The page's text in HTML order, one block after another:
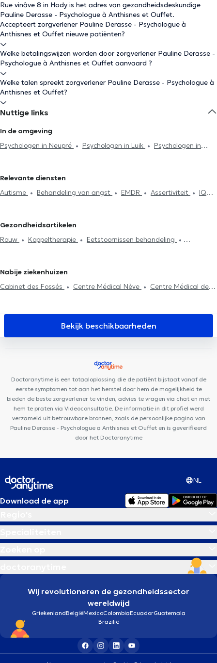
Rue vinâve 8 in Hody is het adres van gezondheidsdeskundige
Pauline Derasse - Psychologue à Anthisnes et Ouffet.
Accepteert zorgverlener Pauline Derasse - Psychologue à
Anthisnes et Ouffet nieuwe patiënten?
Welke betalingswijzen worden door zorgverlener Pauline Derasse -
Psychologue à Anthisnes et Ouffet aanvaard ?
Welke talen spreekt zorgverlener Pauline Derasse - Psychologue à
Anthisnes et Ouffet?
Nuttige links
In de omgeving
Psychologen in Neupré
Psychologen in Luik
Psychologen in
Psychologen in Seraing
in Engis
Psychologen in Aywaille
Psychologen in Trooz
Relevante diensten
Autisme
Behandeling van angst EMDR Assertiviteit
IQ
Koppeltherapie
Psychoanalyse
Psychotherapie
Stressmanagement
Eetstoornissen
Gezondheidsartikelen
Rouw
Koppeltherapie
Eetstoornissen behandeling
Nabije ziekenhuizen
Cabinet des Fossés
Centre Médical Nève
Centre Médical des
FUNMEDDEV Durbuy HexaClinic
Remacle Neurochirurgie
Psy Pluriel Liège
Centre Synapsis
D7 institut Rue Monulphe
entérologie des docteurs Michels et Sacré
Lazeo Liège
Bekijk beschikbaarheden
Doctoranytime is een totaaloplossing die de patiënt bijstaat vanaf de
eerste symptomen tot aan het herstel door hem de mogelijkheid te
bieden de beste zorgverlener te vinden, advies te vragen via chat en met
hem te praten via Videoconsultatie. De informatie in dit profiel werd
verzameld uit betrouwbare bronnen, zoals de persoonlijke pagina van
Pauline Derasse - Psychologue a Anthisnes et Ouffet en is geverifieerd
door het Doctoranytime
NL
Download de app
Wij revolutioneren de gezondheidssector
wereldwijd
GriekenlandBelgiëMexicoColombiaEcuadorGuatemala
Brazilië